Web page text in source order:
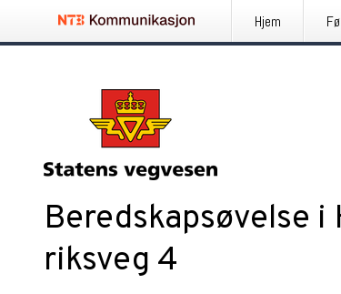
Hjem
Beredskapsøvelse i
riksveg 4